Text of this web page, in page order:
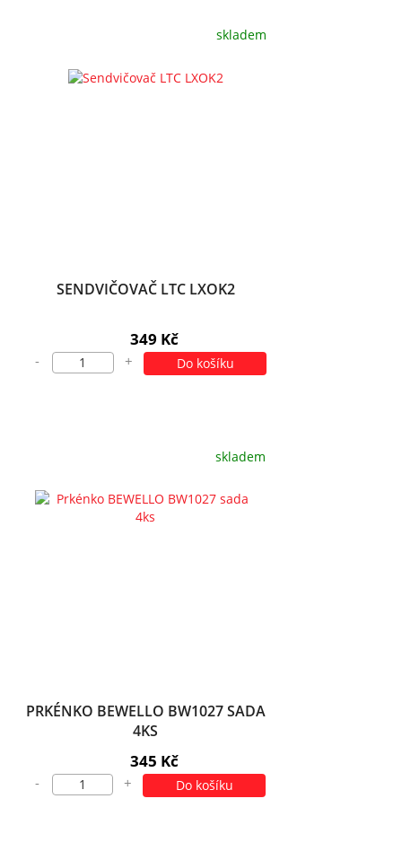
skladem
SENDVIČOVAČ LTC LXOK2
349 Kč
- + Do košíku
skladem
PRKÉNKO BEWELLO BW1027 SADA
4KS
345 Kč
- + Do košíku